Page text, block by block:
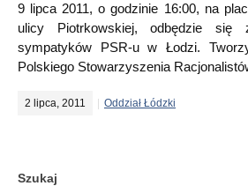
9 lipca 2011, o godzinie 16:00, na
ulicy Piotrkowskiej, odbędzie się
sympatyków PSR-u w Łodzi.
Polskiego Stowarzyszenia
2 lipca, 2011 Oddział Łódzki
Szukaj